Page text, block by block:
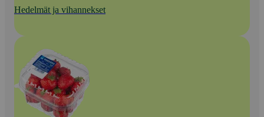
Hedelmät ja vihannekset